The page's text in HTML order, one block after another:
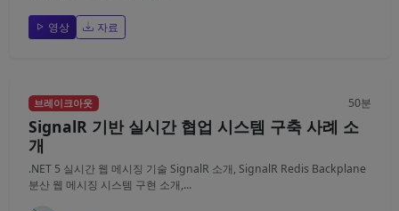
영상 자료
브레이크아웃 50분
SignalR 기반 실시간 협업 시스템 구축 사례 소
개
.NET 5 실시간 웹 메시징 기술 SignalR 소개, SignalR Redis Backplane
분산 웹 메시징 시스템 구현 소개,...